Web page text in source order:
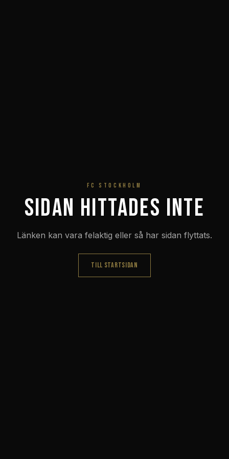
FC STOCKHOLM
Sidan hittades inte
Länken kan vara felaktig eller så har sidan flyttats.
TILL STARTSIDAN